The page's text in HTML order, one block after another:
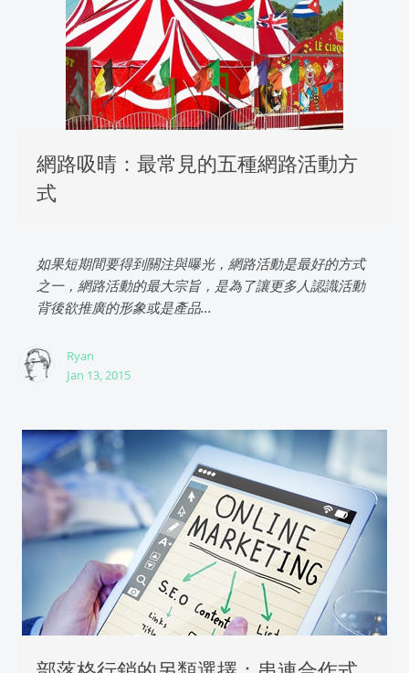
網路吸晴：最常見的五種網路活動方
式
如果短期間要得到關注與曝光，網路活動是最好的方式
之一，網路活動的最大宗旨，是為了讓更多人認識活動
背後欲推廣的形象或是產品...
Ryan
Jan 13, 2015